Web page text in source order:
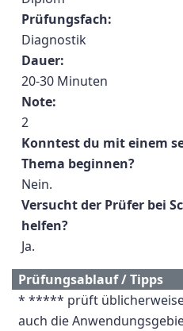
Prüfungsfach:
Diagnostik
Dauer:
20-30 Minuten
Note:
2
Konntest du mit einem
Thema beginnen?
Nein.
Versucht der Prüfer bei
helfen?
Ja.
Prüfungsablauf / Tipps
* ***** prüft
auch die